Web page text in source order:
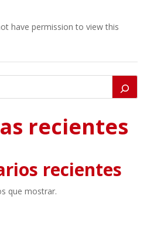
have permission to view this
recientes
recientes
que mostrar.